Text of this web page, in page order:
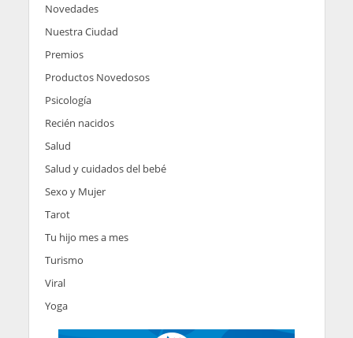
Novedades
Nuestra Ciudad
Premios
Productos Novedosos
Psicología
Recién nacidos
Salud
Salud y cuidados del bebé
Sexo y Mujer
Tarot
Tu hijo mes a mes
Turismo
Viral
Yoga